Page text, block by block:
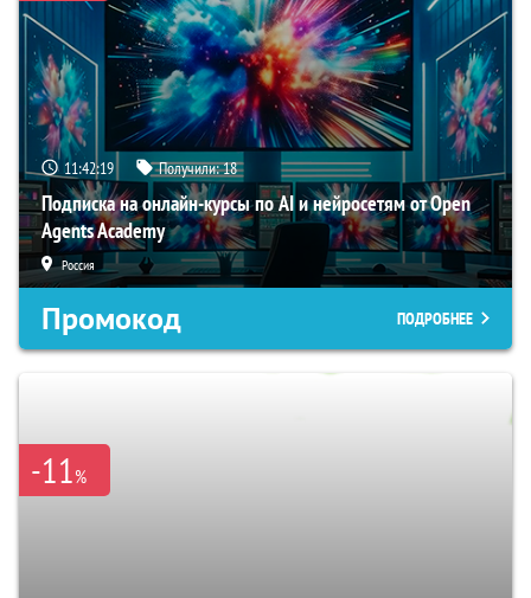
11:42:18 Получили:18
Подписка на онлайн-курсы по AI и нейросетям от Open
Agents Academy
Россия
Промокод ПОДРОБНЕЕ
-11%